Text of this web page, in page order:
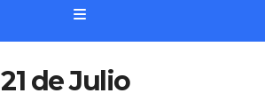
21 de Julio